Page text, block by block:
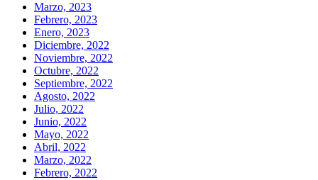
Marzo, 2023
Febrero, 2023
Enero, 2023
Diciembre, 2022
Noviembre, 2022
Octubre, 2022
Septiembre, 2022
Agosto, 2022
Julio, 2022
Junio, 2022
Mayo, 2022
Abril, 2022
Marzo, 2022
Febrero, 2022